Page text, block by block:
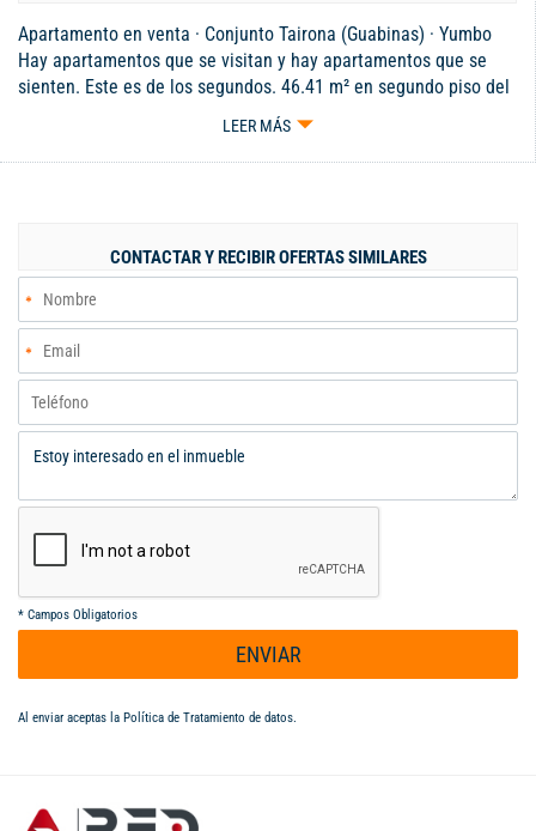
Apartamento en venta · Conjunto Tairona (Guabinas) · Yumbo
Hay apartamentos que se visitan y hay apartamentos que se
sienten. Este es de los segundos. 46.41 m² en segundo piso del
Conjunto Tairona Etapa 1 en Yumbo, con acabados que
mesón en granito negro, 2 baños completamente remodelados
corredizas, sala-comedor con balcón y excelente iluminación
natural. El conjunto cuenta con piscina para adultos y niños,
salón comunal, portería 24 horas y consejo de administración
activo. 35 torres, más de 700 familias, una comunidad real.
Yumbo: acceso a Cali en 15 minutos, municipio con alta
demanda de vivienda y valorización constante gracias al parque
industrial más importante del Valle del Cauca.
LEER MÁS
CONTACTAR Y RECIBIR OFERTAS SIMILARES
* Campos Obligatorios
ENVIAR
Al enviar aceptas la Política de Tratamiento de datos.